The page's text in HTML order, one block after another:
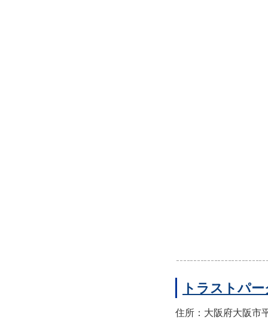
トラストパ
住所：大阪府大阪市